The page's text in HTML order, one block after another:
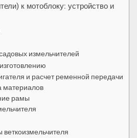
к мотоблоку: устройство и
измельчителей
и расчет ременной передачи
материалов
рамы